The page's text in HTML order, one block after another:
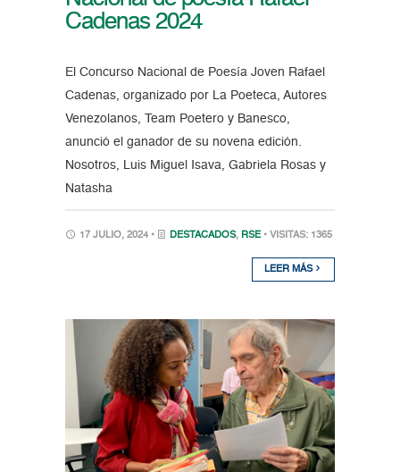
Cadenas 2024
El Concurso Nacional de Poesía Joven Rafael
Cadenas, organizado por La Poeteca, Autores
Venezolanos, Team Poetero y Banesco,
anunció el ganador de su novena edición.
Nosotros, Luis Miguel Isava, Gabriela Rosas y
Natasha
17 JULIO, 2024 • DESTACADOS, RSE • VISITAS: 1365
LEER MÁS